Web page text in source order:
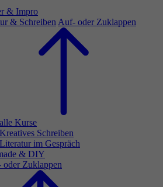
& Impro
& Schreiben Auf- oder Zuklappen
alle Kurse
Kreatives Schreiben
Literatur im Gespräch
& DIY
oder Zuklappen